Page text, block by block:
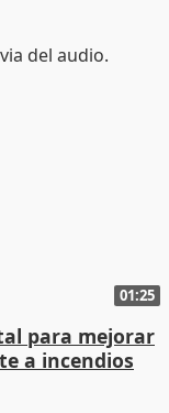
01:25
para mejorar
a incendios